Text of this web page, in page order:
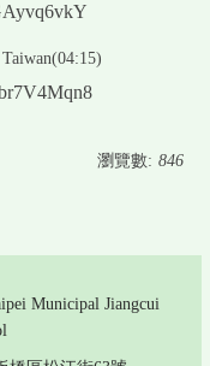
瀏覽數: 846
Municipal Jiangcui